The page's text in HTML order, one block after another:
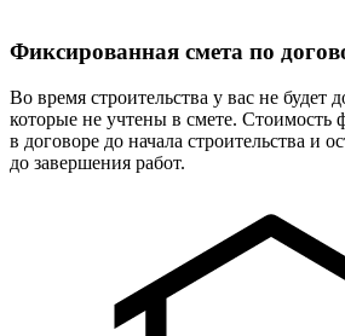
Фиксированная смета по
Во время строительства у вас не будет
которые не учтены в смете. Стоимость
в договоре до начала строительства и
до завершения работ.